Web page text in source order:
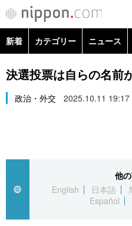
新着 カテゴリー ニュース
政治・外交
経済・ビジネス
社会
文化
科学・技術
決選投票は自らの名前
政治・外交 2025.10.11
他
English
日本語
Español